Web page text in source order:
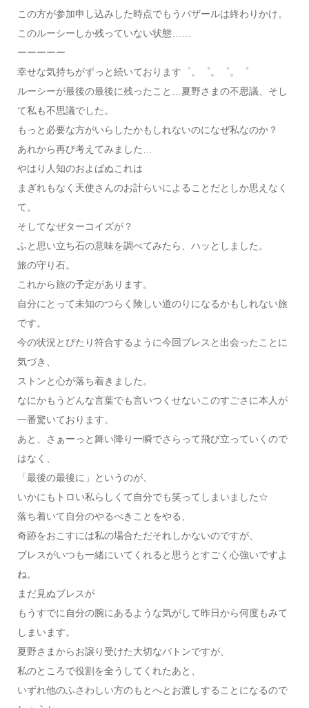
この方が参加申し込みした時点でもうバザールは終わりかけ。
このルーシーしか残っていない状態……
ーーーーー
幸せな気持ちがずっと続いております゜。゜。゜。゜
ルーシーが最後の最後に残ったこと…夏野さまの不思議、そし
て私も不思議でした。
もっと必要な方がいらしたかもしれないのになぜ私なのか？
あれから再び考えてみました…
やはり人知のおよばぬこれは
まぎれもなく天使さんのお計らいによることだとしか思えなく
て。
そしてなぜターコイズが？
ふと思い立ち石の意味を調べてみたら、ハッとしました。
旅の守り石。
これから旅の予定があります。
自分にとって未知のつらく険しい道のりになるかもしれない旅
です。
今の状況とぴたり符合するように今回ブレスと出会ったことに
気づき、
ストンと心が落ち着きました。
なにかもうどんな言葉でも言いつくせないこのすごさに本人が
一番驚いております。
あと、さぁーっと舞い降り一瞬でさらって飛び立っていくので
はなく、
「最後の最後に」というのが、
いかにもトロい私らしくて自分でも笑ってしまいました☆
落ち着いて自分のやるべきことをやる、
奇跡をおこすには私の場合ただそれしかないのですが、
ブレスがいつも一緒にいてくれると思うとすごく心強いですよ
ね。
まだ見ぬブレスが
もうすでに自分の腕にあるような気がして昨日から何度もみて
しまいます。
夏野さまからお譲り受けた大切なバトンですが、
私のところで役割を全うしてくれたあと、
いずれ他のふさわしい方のもとへとお渡しすることになるので